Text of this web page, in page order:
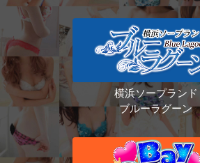
横浜ソープランド
ブルーラグーン